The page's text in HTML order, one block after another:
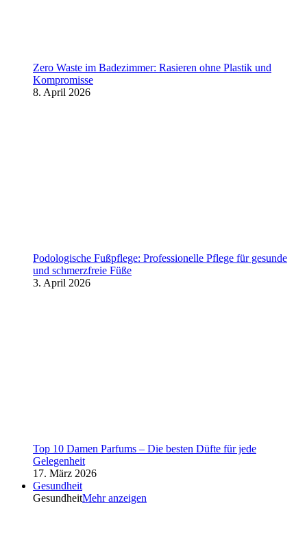
Zero Waste im Badezimmer: Rasieren ohne Plastik und
Kompromisse
8. April 2026
Podologische Fußpflege: Professionelle Pflege für gesunde
und schmerzfreie Füße
3. April 2026
Top 10 Damen Parfums – Die besten Düfte für jede
Gelegenheit
17. März 2026
Gesundheit
GesundheitMehr anzeigen